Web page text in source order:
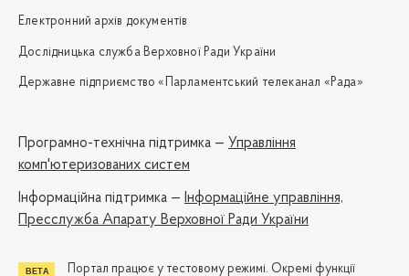
Електронний архів документів
Дослідницька служба Верховної Ради України
Державне підприємство «Парламентський телеканал «Рада»
Програмно-технічна підтримка — Управління
комп'ютеризованих систем
Iнформаційна підтримка — Інформаційне управління,
Пресслужба Апарату Верховної Ради України
Портал працює у тестовому режимі. Окремі функції